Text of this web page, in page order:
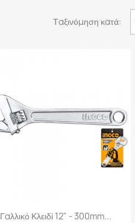
Ταξινόμηση κατά:
Γρήγορη προβολή
Γαλλικό Κλειδί 12" - 300mm...